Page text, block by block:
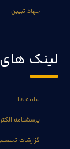
جهاد تبیین
لینک
بیانیه ها
پرسشنامه
گزارشات